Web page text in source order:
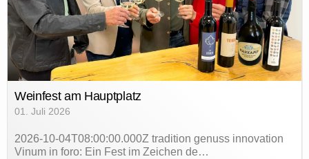
Weinfest am Hauptplatz
01. Juli 2026
2026-10-04T08:00:00.000Z tradition genuss innovation
Vinum in foro: Ein Fest im Zeichen de…